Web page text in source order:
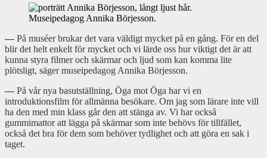
Museipedagog Annika Börjesson.
— På muséer brukar det vara väldigt mycket på en gång. För en del
blir det helt enkelt för mycket och vi lärde oss hur viktigt det är att
kunna styra filmer och skärmar och ljud som kan komma lite
plötsligt, säger museipedagog Annika Börjesson.
— På vår nya basutställning, Öga mot Öga har vi en
introduktionsfilm för allmänna besökare. Om jag som lärare inte vill
ha den med min klass går den att stänga av. Vi har också
gummimattor att lägga på skärmar som inte behövs för tillfället,
också det bra för dem som behöver tydlighet och att göra en sak i
taget.